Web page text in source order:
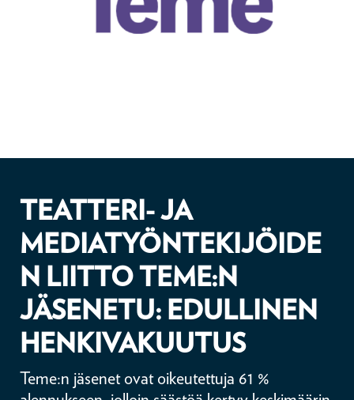
TEATTERI- JA
MEDIATYÖNTEKIJÖIDE
N LIITTO TEME:N
JÄSENETU: EDULLINEN
HENKIVAKUUTUS
Teme:n jäsenet ovat oikeutettuja 61 %